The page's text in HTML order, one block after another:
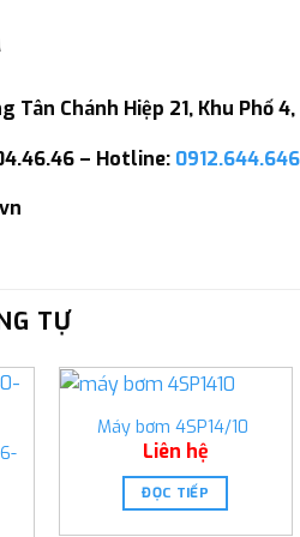
Tân Chánh Hiệp 21, Khu Phố
– Hotline: 0912.644.646
TỰ
Máy bơm 4SP14/10
Liên hệ
ĐỌC TIẾP